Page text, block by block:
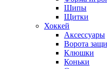
Шипы
Щитки
Хоккей
Аксессуары
Ворота
Клюшки
Коньки